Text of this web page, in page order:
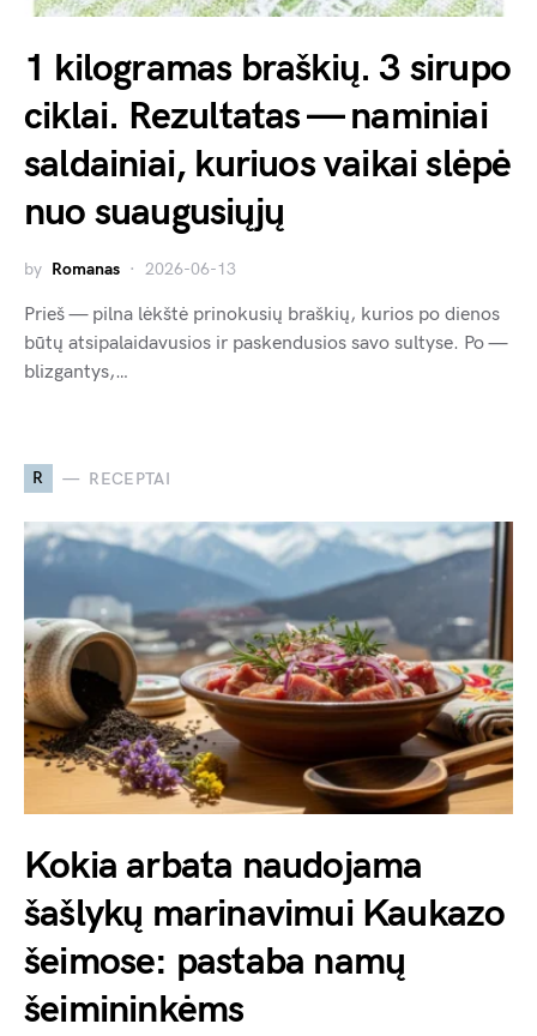
1 kilogramas braškių. 3 sirupo
ciklai. Rezultatas — naminiai
saldainiai, kuriuos vaikai slėpė
nuo suaugusiųjų
by Romanas 2026-06-13
Prieš — pilna lėkštė prinokusių braškių, kurios po dienos
būtų atsipalaidavusios ir paskendusios savo sultyse. Po —
blizgantys,…
R RECEPTAI
Kokia arbata naudojama
šašlykų marinavimui Kaukazo
šeimose: pastaba namų
šeimininkėms